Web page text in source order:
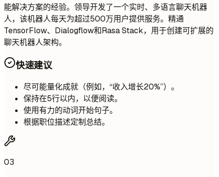
能解决方案的经验。领导开发了一个实时、多语言聊天机器
人，该机器人每天为超过500万用户提供服务。精通
TensorFlow、Dialogflow和Rasa Stack，用于创建可扩展的
聊天机器人架构。
快速建议
尽可能量化成就（例如，“收入增长20%”）。
保持在5行以内，以便阅读。
使用有力的动词开始句子。
根据职位描述定制总结。
03